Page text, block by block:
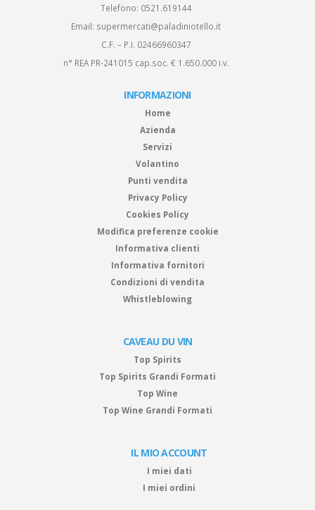
Telefono: 0521.619144
Email: supermercati@paladiniotello.it
C.F. – P.I. 02466960347
n° REA PR-241015 cap.soc. € 1.650.000 i.v.
INFORMAZIONI
Home
Azienda
Servizi
Volantino
Punti vendita
Privacy Policy
Cookies Policy
Modifica preferenze cookie
Informativa clienti
Informativa fornitori
Condizioni di vendita
Whistleblowing
CAVEAU DU VIN
Top Spirits
Top Spirits Grandi Formati
Top Wine
Top Wine Grandi Formati
IL MIO ACCOUNT
I miei dati
I miei ordini